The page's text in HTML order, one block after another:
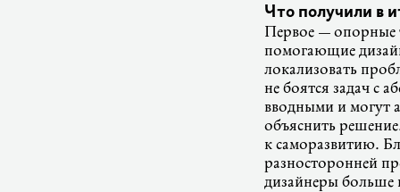
Что получили в
Первое — опорные
помогающие
локализовать
не боятся задач с
вводными и могут
объяснить
к саморазвитию.
разносторонней
дизайнеры больше